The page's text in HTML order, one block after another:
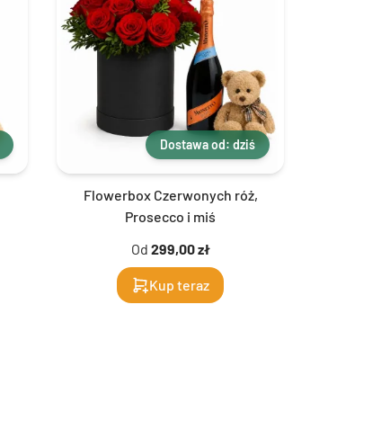
Dostawa od: dziś
Flowerbox Czerwonych róż,
Prosecco i miś
Od 299,00 zł
Kup teraz